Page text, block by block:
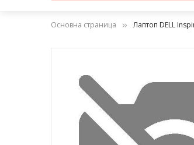
Основна страница Лаптоп DELL
галерията
изображенията